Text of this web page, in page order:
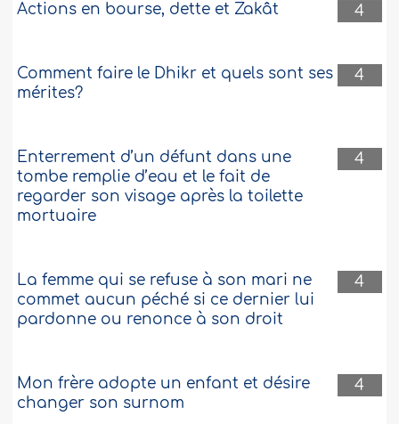
4
Actions en bourse, dette et Zakât
4
Comment faire le Dhikr et quels sont ses
mérites?
4
Enterrement d’un défunt dans une
tombe remplie d’eau et le fait de
regarder son visage après la toilette
mortuaire
4
La femme qui se refuse à son mari ne
commet aucun péché si ce dernier lui
pardonne ou renonce à son droit
4
Mon frère adopte un enfant et désire
changer son surnom